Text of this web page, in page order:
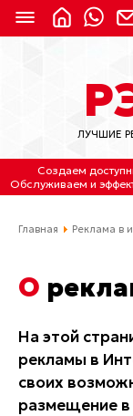
ЛУЧШИЕ
Создаем
Обслуживаем и
Главная Реклама в
О
На этой
рекламы в
своих
размещение